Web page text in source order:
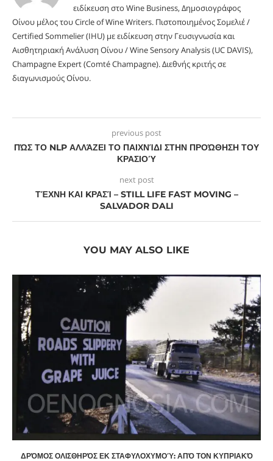
ειδίκευση στο Wine Business, Δημοσιογράφος
Οίνου μέλος του Circle of Wine Writers. Πιστοποιημένος Σομελιέ /
Certified Sommelier (IHU) με ειδίκευση στην Γευσιγνωσία και
Αισθητηριακή Ανάλυση Οίνου / Wine Sensory Analysis (UC DAVIS),
Champagne Expert (Comté Champagne). Διεθνής κριτής σε
διαγωνισμούς Οίνου.
previous post
ΠΏΣ ΤΟ NLP ΑΛΛΆΖΕΙ ΤΟ ΠΑΙΧΝΊΔΙ ΣΤΗΝ ΠΡΟΏΘΗΣΗ ΤΟΥ
ΚΡΑΣΙΟΎ
next post
ΤΈΧΝΗ ΚΑΙ KΡΑΣΊ – STILL LIFE FAST MOVING –
SALVADOR DALI
YOU MAY ALSO LIKE
ΔΡΌΜΟΣ ΟΛΙΣΘΗΡΌΣ ΕΚ ΣΤΑΦΥΛΟΧΥΜΟΎ: ΑΠΌ ΤΟΝ ΚΥΠΡΙΑΚΌ